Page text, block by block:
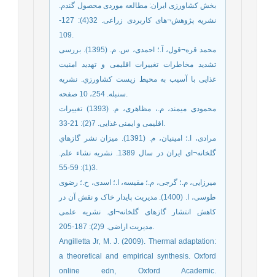
بخش کشاورزی ایران: مطالعه موردی محصول گندم.
نشریه پژوهش¬های کاربردی زراعی. 32(4): 127-
109.
محمد قره¬قول، آ.؛ احمدی، س. م. (1395). بررسی
تشديد مخاطرات تغييرات اقليمی و تهديد امنيت
غذايی با آسيب به محيط زيست كشاورزي. نشریه
سنبله. 254، 10 صفحه.
محمودی میمند، م.، مظاهری، م. (1393) تغییرات
اقلیمی و ایمنی غذایی. 7(2): 21-33.
مرادی، ا.؛ امینیان، م. (1391). میزان نشر گازهاي
گلخانه¬ای ايران در سال 1389. نشریه نشاء علم.
3(1): 59-55.
میرزایی، م.؛ گرجی، م.؛ مقیسه، ا.؛ اسدی، ح.؛ رضوی
طوسی، ا. (1400). مدیریت پایدار خاک و نقش آن در
کاهش انتشار گازهای گلخانه¬ای. نشریه علمی
مدیریت اراضی. 9(2): 187-205.
Angilletta Jr, M. J. (2009). Thermal adaptation:
a theoretical and empirical synthesis.‏ Oxford
online edn, Oxford Academic.